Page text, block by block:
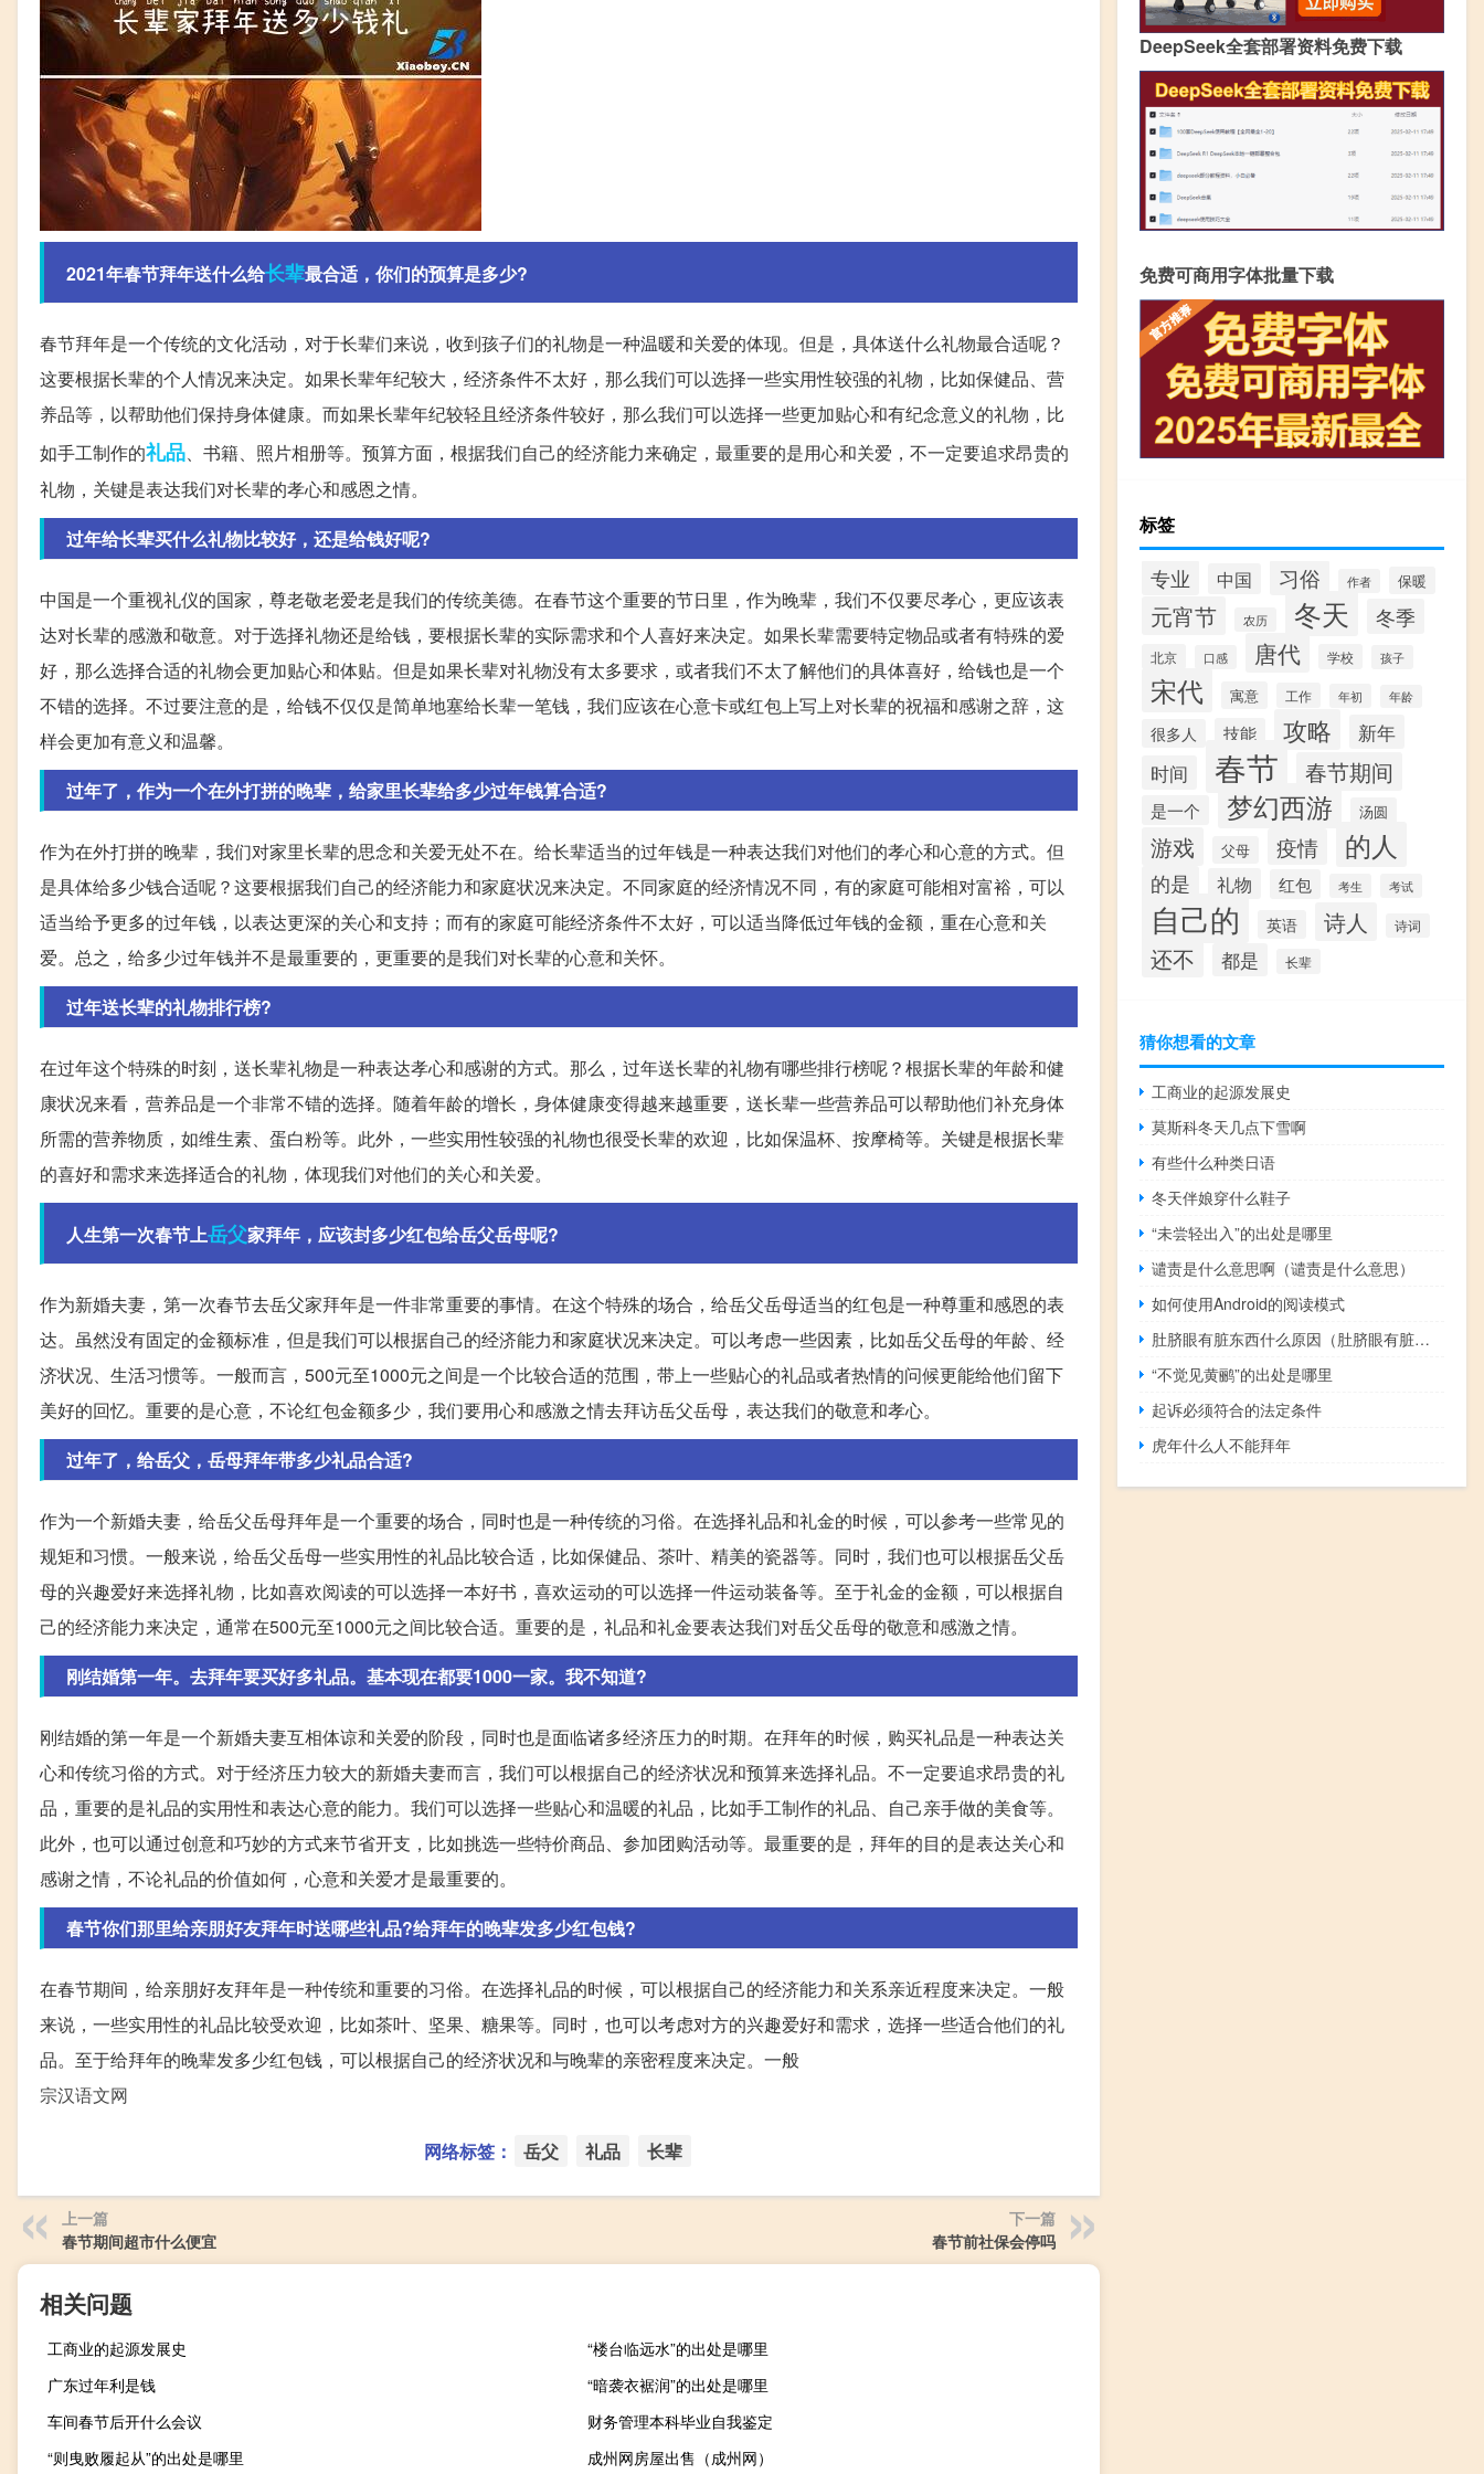
2021年春节拜年送什么给长辈最合适，你们的预算是多少?
春节拜年是一个传统的文化活动，对于长辈们来说，收到孩子们的礼物是一种温暖和关爱的体现。但是，具体送什么礼物最合适呢？
这要根据长辈的个人情况来决定。如果长辈年纪较大，经济条件不太好，那么我们可以选择一些实用性较强的礼物，比如保健品、营
养品等，以帮助他们保持身体健康。而如果长辈年纪较轻且经济条件较好，那么我们可以选择一些更加贴心和有纪念意义的礼物，比
如手工制作的礼品、书籍、照片相册等。预算方面，根据我们自己的经济能力来确定，最重要的是用心和关爱，不一定要追求昂贵的
礼物，关键是表达我们对长辈的孝心和感恩之情。
过年给长辈买什么礼物比较好，还是给钱好呢?
中国是一个重视礼仪的国家，尊老敬老爱老是我们的传统美德。在春节这个重要的节日里，作为晚辈，我们不仅要尽孝心，更应该表
达对长辈的感激和敬意。对于选择礼物还是给钱，要根据长辈的实际需求和个人喜好来决定。如果长辈需要特定物品或者有特殊的爱
好，那么选择合适的礼物会更加贴心和体贴。但是如果长辈对礼物没有太多要求，或者我们不太了解他们的具体喜好，给钱也是一个
不错的选择。不过要注意的是，给钱不仅仅是简单地塞给长辈一笔钱，我们应该在心意卡或红包上写上对长辈的祝福和感谢之辞，这
样会更加有意义和温馨。
过年了，作为一个在外打拼的晚辈，给家里长辈给多少过年钱算合适?
作为在外打拼的晚辈，我们对家里长辈的思念和关爱无处不在。给长辈适当的过年钱是一种表达我们对他们的孝心和心意的方式。但
是具体给多少钱合适呢？这要根据我们自己的经济能力和家庭状况来决定。不同家庭的经济情况不同，有的家庭可能相对富裕，可以
适当给予更多的过年钱，以表达更深的关心和支持；而有的家庭可能经济条件不太好，可以适当降低过年钱的金额，重在心意和关
爱。总之，给多少过年钱并不是最重要的，更重要的是我们对长辈的心意和关怀。
过年送长辈的礼物排行榜?
在过年这个特殊的时刻，送长辈礼物是一种表达孝心和感谢的方式。那么，过年送长辈的礼物有哪些排行榜呢？根据长辈的年龄和健
康状况来看，营养品是一个非常不错的选择。随着年龄的增长，身体健康变得越来越重要，送长辈一些营养品可以帮助他们补充身体
所需的营养物质，如维生素、蛋白粉等。此外，一些实用性较强的礼物也很受长辈的欢迎，比如保温杯、按摩椅等。关键是根据长辈
的喜好和需求来选择适合的礼物，体现我们对他们的关心和关爱。
人生第一次春节上岳父家拜年，应该封多少红包给岳父岳母呢?
作为新婚夫妻，第一次春节去岳父家拜年是一件非常重要的事情。在这个特殊的场合，给岳父岳母适当的红包是一种尊重和感恩的表
达。虽然没有固定的金额标准，但是我们可以根据自己的经济能力和家庭状况来决定。可以考虑一些因素，比如岳父岳母的年龄、经
济状况、生活习惯等。一般而言，500元至1000元之间是一个比较合适的范围，带上一些贴心的礼品或者热情的问候更能给他们留下
美好的回忆。重要的是心意，不论红包金额多少，我们要用心和感激之情去拜访岳父岳母，表达我们的敬意和孝心。
过年了，给岳父，岳母拜年带多少礼品合适?
作为一个新婚夫妻，给岳父岳母拜年是一个重要的场合，同时也是一种传统的习俗。在选择礼品和礼金的时候，可以参考一些常见的
规矩和习惯。一般来说，给岳父岳母一些实用性的礼品比较合适，比如保健品、茶叶、精美的瓷器等。同时，我们也可以根据岳父岳
母的兴趣爱好来选择礼物，比如喜欢阅读的可以选择一本好书，喜欢运动的可以选择一件运动装备等。至于礼金的金额，可以根据自
己的经济能力来决定，通常在500元至1000元之间比较合适。重要的是，礼品和礼金要表达我们对岳父岳母的敬意和感激之情。
刚结婚第一年。去拜年要买好多礼品。基本现在都要1000一家。我不知道?
刚结婚的第一年是一个新婚夫妻互相体谅和关爱的阶段，同时也是面临诸多经济压力的时期。在拜年的时候，购买礼品是一种表达关
心和传统习俗的方式。对于经济压力较大的新婚夫妻而言，我们可以根据自己的经济状况和预算来选择礼品。不一定要追求昂贵的礼
品，重要的是礼品的实用性和表达心意的能力。我们可以选择一些贴心和温暖的礼品，比如手工制作的礼品、自己亲手做的美食等。
此外，也可以通过创意和巧妙的方式来节省开支，比如挑选一些特价商品、参加团购活动等。最重要的是，拜年的目的是表达关心和
感谢之情，不论礼品的价值如何，心意和关爱才是最重要的。
春节你们那里给亲朋好友拜年时送哪些礼品?给拜年的晚辈发多少红包钱?
在春节期间，给亲朋好友拜年是一种传统和重要的习俗。在选择礼品的时候，可以根据自己的经济能力和关系亲近程度来决定。一般
来说，一些实用性的礼品比较受欢迎，比如茶叶、坚果、糖果等。同时，也可以考虑对方的兴趣爱好和需求，选择一些适合他们的礼
品。至于给拜年的晚辈发多少红包钱，可以根据自己的经济状况和与晚辈的亲密程度来决定。一般
宗汉语文网
网络标签： 岳父 礼品 长辈
上一篇
春节期间超市什么便宜
下一篇
春节前社保会停吗
相关问题
工商业的起源发展史
“楼台临远水”的出处是哪里
广东过年利是钱
“暗袭衣裾润”的出处是哪里
车间春节后开什么会议
财务管理本科毕业自我鉴定
“则曳败履起从”的出处是哪里
成州网房屋出售（成州网）
DeepSeek全套部署资料免费下载
免费可商用字体批量下载
标签
专业 中国 习俗 作者 保暖
元宵节 农历 冬天 冬季
北京 口感 唐代 学校 孩子
宋代 寓意 工作 年初 年龄
很多人 技能 攻略
新年
时间
春节 春节期间
是一个 梦幻西游 汤圆
游戏 父母 疫情 的人
的是 礼物 红包 考生 考试
自己的 英语 诗人 诗词
还不 都是 长辈
猜你想看的文章
工商业的起源发展史
莫斯科冬天几点下雪啊
有些什么种类日语
冬天伴娘穿什么鞋子
“未尝轻出入”的出处是哪里
谴责是什么意思啊（谴责是什么意思）
如何使用Android的阅读模式
肚脐眼有脏东西什么原因（肚脐眼有脏东西怎么回事）
“不觉见黄鹂”的出处是哪里
起诉必须符合的法定条件
虎年什么人不能拜年